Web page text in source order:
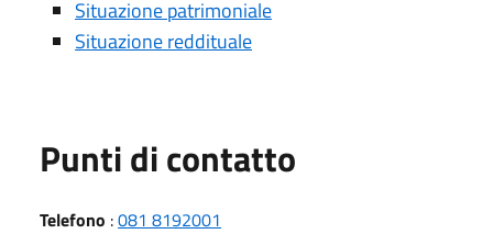
Situazione patrimoniale
Situazione reddituale
Punti di contatto
Telefono :081 8192001